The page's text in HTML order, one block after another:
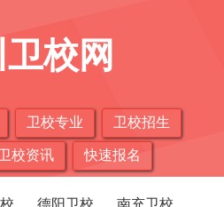
卫校网
卫校专业 卫校招生
校资讯 快速报名
德阳卫校
南充卫校